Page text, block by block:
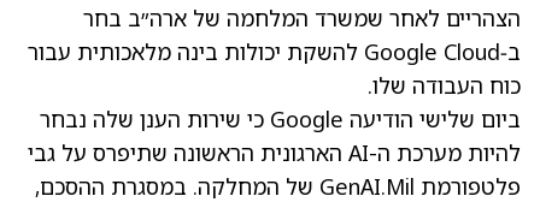
הצהריים לאחר שמשרד המלחמה של ארה״ב בחר
ב‑Google Cloud להשקת יכולות בינה מלאכותית עבור
כוח העבודה שלו.
ביום שלישי הודיעה Google כי שירות הענן שלה נבחר
להיות מערכת ה-AI הארגונית הראשונה שתיפרס על גבי
פלטפורמת GenAI.Mil של המחלקה. במסגרת ההסכם,